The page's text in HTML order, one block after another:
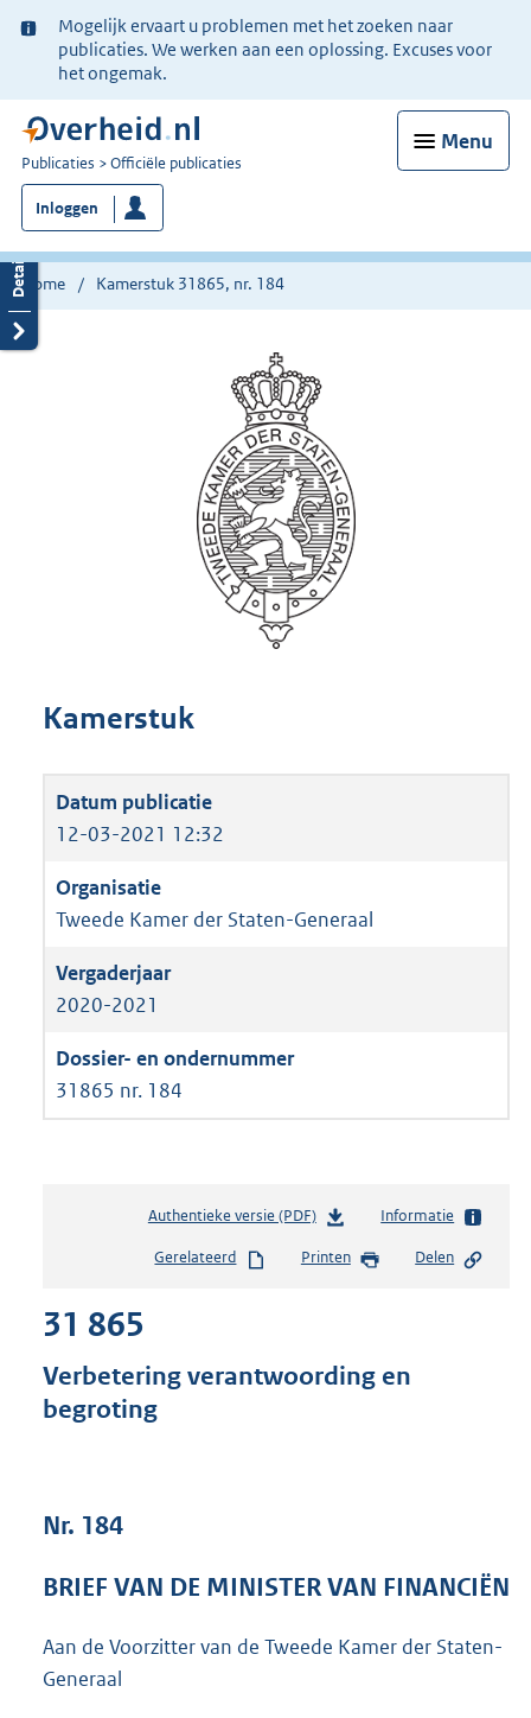
Ter
informatie:
Mogelijk ervaart u problemen met het zoeken naar
publicaties. We werken aan een oplossing. Excuses voor
het ongemak.
Menu
U
bent
nu
hier:
Publicaties Officiële publicaties
Inloggen
Home Kamerstuk 31865, nr. 184
Kamerstuk
12-03-2021 12:32
Tweede Kamer der Staten-Generaal
2020-2021
31865 nr. 184
Authentieke versie (PDF)b
s
s
:
0
Informatie
Gerelateerd Printen Delen
31 865
Verbetering verantwoording en
begroting
Nr. 184
BRIEF VAN DE MINISTER VAN FINANCIËN
Aan de Voorzitter van de Tweede Kamer der Staten-
Generaal